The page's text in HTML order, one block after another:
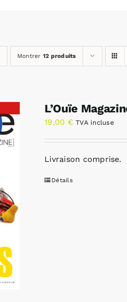
Montrer 12 produits
L’Ouïe
19,00 € TVA incluse
Livraison comprise.
Détails